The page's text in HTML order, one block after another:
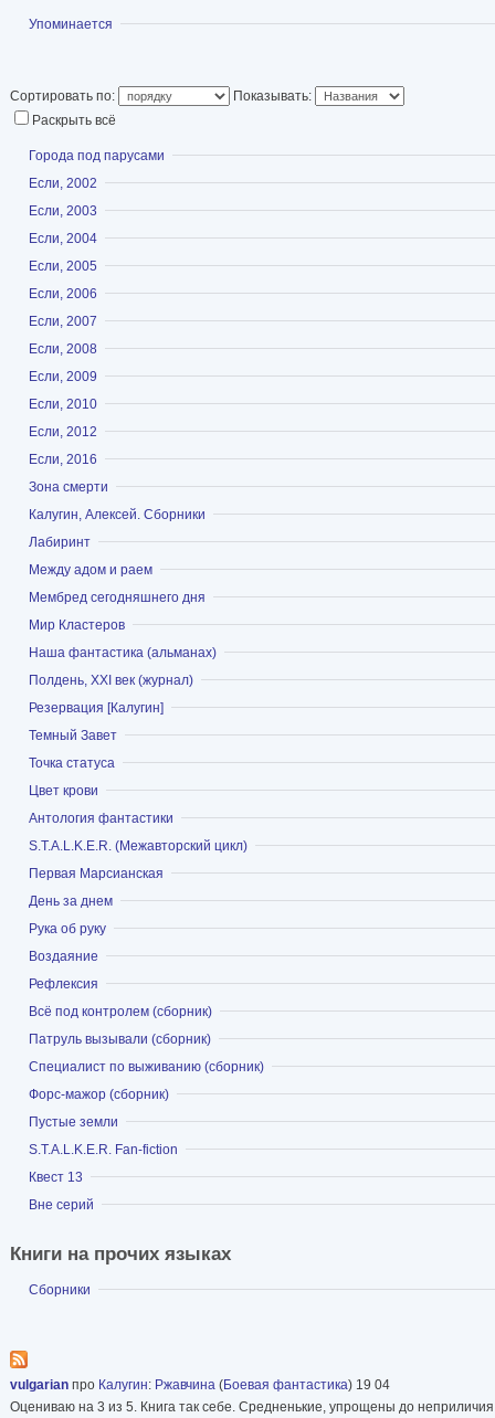
Показать
Упоминается
Сортировать по:
Показывать:
Раскрыть всё
Показать
Города под парусами
Показать
Если, 2002
Показать
Если, 2003
Показать
Если, 2004
Показать
Если, 2005
Показать
Если, 2006
Показать
Если, 2007
Показать
Если, 2008
Показать
Если, 2009
Показать
Если, 2010
Показать
Если, 2012
Показать
Если, 2016
Показать
Зона смерти
Показать
Калугин, Алексей. Сборники
Показать
Лабиринт
Показать
Между адом и раем
Показать
Мембред сегодняшнего дня
Показать
Мир Кластеров
Показать
Наша фантастика (альманах)
Показать
Полдень, XXI век (журнал)
Показать
Резервация [Калугин]
Показать
Темный Завет
Показать
Точка статуса
Показать
Цвет крови
Показать
Антология фантастики
Показать
S.T.A.L.K.E.R. (Межавторский цикл)
Показать
Первая Марсианская
Показать
День за днем
Показать
Рука об руку
Показать
Воздаяние
Показать
Рефлексия
Показать
Всё под контролем (сборник)
Показать
Патруль вызывали (сборник)
Показать
Специалист по выживанию (сборник)
Показать
Форс-мажор (сборник)
Показать
Пустые земли
Показать
S.T.A.L.K.E.R. Fan-fiction
Показать
Квест 13
Показать
Вне серий
Книги на прочих языках
Показать
Сборники
vulgarian про Калугин: Ржавчина (Боевая фантастика) 19 04
Оцениваю на 3 из 5. Книга так себе. Средненькие, упрощены до